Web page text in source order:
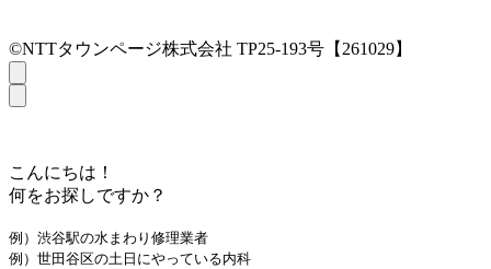
©NTTタウンページ株式会社 TP25-193号【261029】
こんにちは！
何をお探しですか？
例）渋谷駅の水まわり修理業者
例）世田谷区の土日にやっている内科